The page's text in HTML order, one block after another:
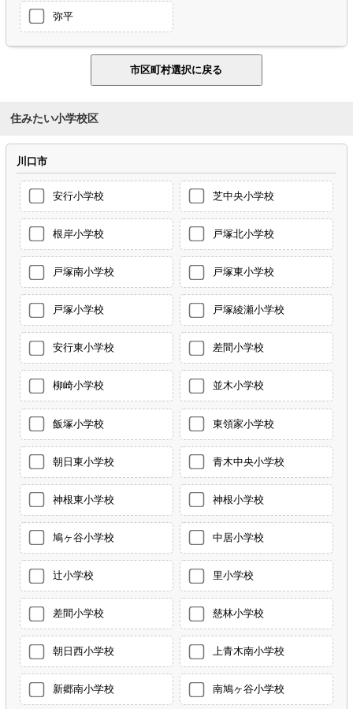
弥平
住みたい小学校区
川口市
安行小学校 芝中央小学校
根岸小学校 戸塚北小学校
戸塚南小学校 戸塚東小学校
戸塚小学校 戸塚綾瀬小学校
安行東小学校 差間小学校
柳崎小学校 並木小学校
飯塚小学校 東領家小学校
朝日東小学校 青木中央小学校
神根東小学校 神根小学校
鳩ヶ谷小学校 中居小学校
辻小学校 里小学校
差間小学校 慈林小学校
朝日西小学校 上青木南小学校
新郷南小学校 南鳩ヶ谷小学校